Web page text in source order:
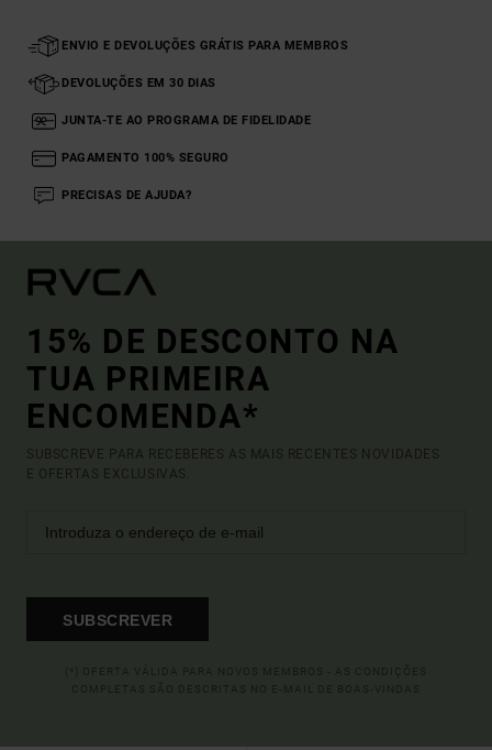
ENVIO E DEVOLUÇÕES GRÁTIS PARA MEMBROS
DEVOLUÇÕES EM 30 DIAS
JUNTA-TE AO PROGRAMA DE FIDELIDADE
PAGAMENTO 100% SEGURO
PRECISAS DE AJUDA?
15% DE DESCONTO NA
TUA PRIMEIRA
ENCOMENDA*
SUBSCREVE PARA RECEBERES AS MAIS RECENTES NOVIDADES
E OFERTAS EXCLUSIVAS.
SUBSCREVER